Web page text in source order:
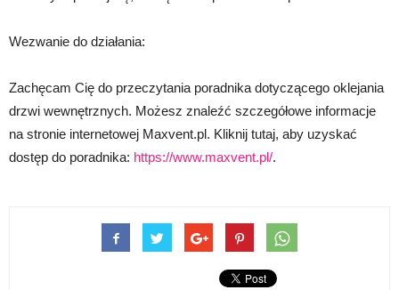
Wezwanie do działania:
Zachęcam Cię do przeczytania poradnika dotyczącego oklejania
drzwi wewnętrznych. Możesz znaleźć szczegółowe informacje
na stronie internetowej Maxvent.pl. Kliknij tutaj, aby uzyskać
dostęp do poradnika: https://www.maxvent.pl/.